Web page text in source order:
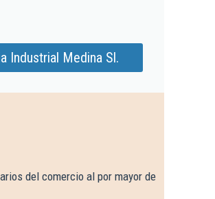
Industrial Medina Sl.
del comercio al por mayor de